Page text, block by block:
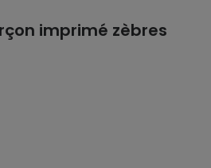
imprimé zèbres